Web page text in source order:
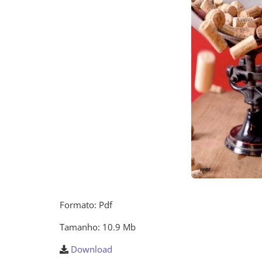
Formato: Pdf
Tamanho: 10.9 Mb
Download